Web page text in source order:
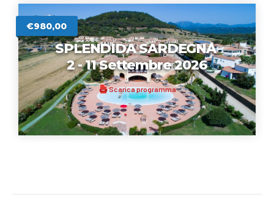
€980,00
SPLENDIDA SARDEGNA
2 - 11 Settembre 2026
PDF Scarica programma